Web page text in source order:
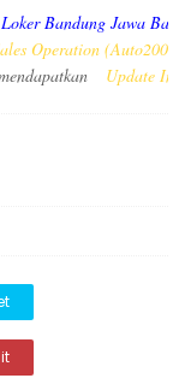
Bandung Jawa
Operation
Update